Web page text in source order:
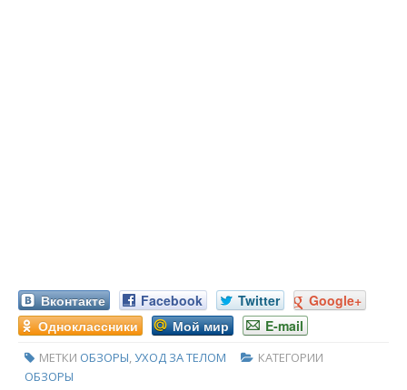
Вконтакте Facebook Twitter
Google+
Одноклассники
Мой мир E-mail
МЕТКИ ОБЗОРЫ,УХОД ЗА ТЕЛОМ
КАТЕГОРИИ
ОБЗОРЫ